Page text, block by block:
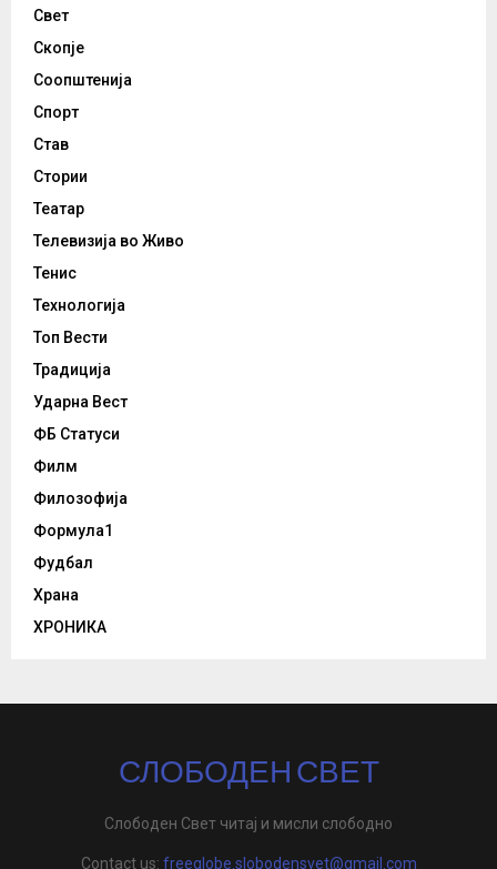
Свет
Скопје
Соопштенија
Спорт
Став
Стории
Театар
Телевизија во Живо
Тенис
Технологија
Топ Вести
Традиција
Ударна Вест
ФБ Статуси
Филм
Филозофија
Формула1
Фудбал
Храна
ХРОНИКА
СЛОБОДЕН СВЕТ
Слободен Свет читај и мисли слободно
Contact us: freeglobe.slobodensvet@gmail.com